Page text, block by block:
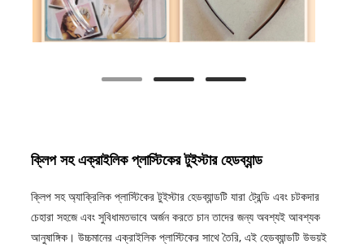
ক্লিপ সহ এক্রাইলিক প্লাস্টিকের টুইস্টার হেডব্যান্ড
ক্লিপ সহ অ্যাক্রিলিক প্লাস্টিকের টুইস্টার হেডব্যান্ডটি যারা ট্রেন্ডি এবং চটকদার
চেহারা সহজে এবং সুবিধামতভাবে অর্জন করতে চান তাদের জন্য অবশ্যই আবশ্যক
আনুষাঙ্গিক। উচ্চমানের এক্রাইলিক প্লাস্টিকের সাথে তৈরি, এই হেডব্যান্ডটি উভয়ই